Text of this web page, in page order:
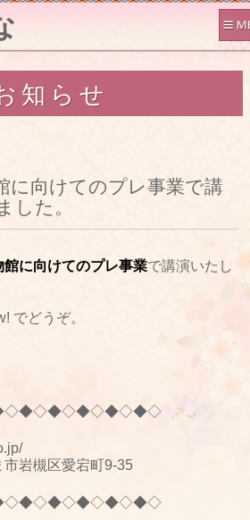
知らせ
に向けてのプレ事業で講
した。
に向けてのプレ事業で講演いたし
でどうぞ。
岩槻区愛宕町9-35